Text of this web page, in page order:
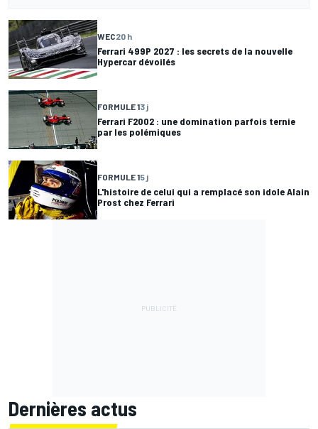
WEC20 h
Ferrari 499P 2027 : les secrets de la nouvelle
Hypercar dévoilés
FORMULE 13 j
Ferrari F2002 : une domination parfois ternie
par les polémiques
FORMULE 15 j
L'histoire de celui qui a remplacé son idole Alain
Prost chez Ferrari
Dernières actus